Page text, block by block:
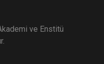
ve Enstitü